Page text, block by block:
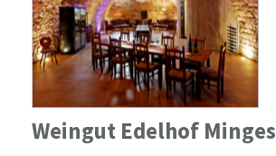
Weingut Edelhof Minges